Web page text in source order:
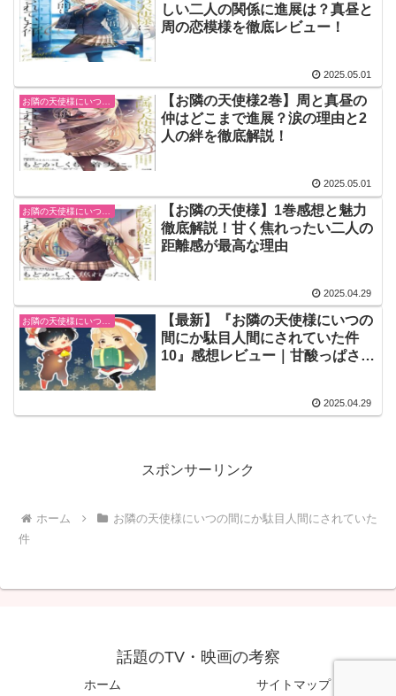
しい二人の関係に進展は？真昼と
周の恋模様を徹底レビュー！
2025.05.01
お隣の天使様にいつの間にか駄目人間にされていた件
【お隣の天使様2巻】周と真昼の
仲はどこまで進展？涙の理由と2
人の絆を徹底解説！
2025.05.01
【お隣の天使様】1巻感想と魅力
徹底解説！甘く焦れったい二人の
距離感が最高な理由
2025.04.29
【最新】『お隣の天使様にいつの
間にか駄目人間にされていた件
10』感想レビュー｜甘酸っぱさ爆
2025.04.29
スポンサーリンク
ホーム
お隣の天使様にいつの間にか駄目人間にされていた
件
話題のTV・映画の考察
ホーム サイトマップ